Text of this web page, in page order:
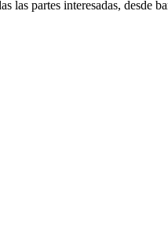
las partes interesadas, desde